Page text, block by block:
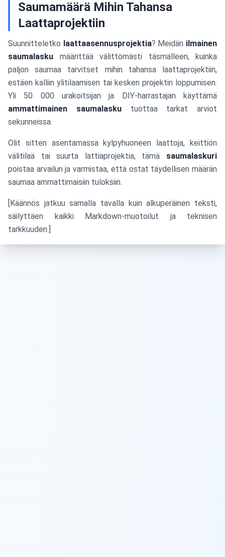
Saumamäärä Mihin Tahansa
Laattaprojektiin
Suunnitteletko laattaasennusprojektia? Meidän ilmainen
saumalasku määrittää välittömästi täsmälleen, kuinka
paljon saumaa tarvitset mihin tahansa laattaprojektiin,
estäen kalliin ylitilaamisen tai kesken projektin loppumisen.
Yli 50 000 urakoitsijan ja DIY-harrastajan käyttämä
ammattimainen saumalaskutuottaa tarkat arviot
sekunneissa.
Olit sitten asentamassa kylpyhuoneen laattoja, keittiön
välitilaä tai suurta lattiaprojektia, tämä saumalaskuri
poistaa arvailun ja varmistaa, että ostat täydellisen määrän
saumaa ammattimaisiin tuloksiin.
[Käännös jatkuu samalla tavalla kuin alkuperäinen teksti,
säilyttäen kaikki Markdown-muotoilut ja teknisen
tarkkuuden.]